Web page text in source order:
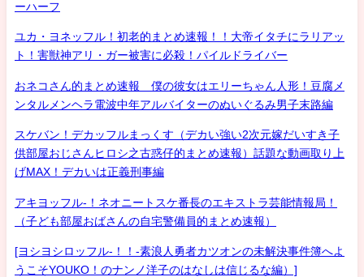
ーハーフ
ユカ・ヨネッフル！初老的まとめ速報！！大帝イタチにラリアッ
ト！害獣神アリ・ガー被害に必殺！パイルドライバー
おネコさん的まとめ速報 僕の彼女はエリーちゃん人形！豆腐メ
ンタルメンヘラ電波中年アルバイターのぬいぐるみ男子末路編
スケバン！デカッフルまっくす（デカい強い2次元嫁だいすき子
供部屋おじさんヒロシ之古惑仔的まとめ速報）話題な動画取り上
げMAX！デカいは正義刑事編
アキヨッフル-！ネオニートスケ番長のエキストラ芸能情報局！
（子ども部屋おばさんの自宅警備員的まとめ速報）
[ヨシヨシロッフル-！！-素浪人勇者カツオンの未解決事件簿へよ
うこそYOUKO！のナンノ洋子のはなしは信じるな編）]